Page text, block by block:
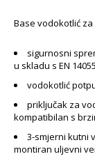
Base vodokotlić
sigurnosni
u skladu s EN 14055
vodokotlić
priključak za
kompatibilan s
3-smjerni kutni
montiran uljevni